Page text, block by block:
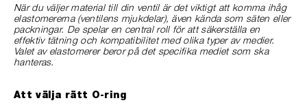
När du väljer material till din ventil är det viktigt att komma ihåg
elastomererna (ventilens mjukdelar), även kända som säten eller
packningar. De spelar en central roll för att säkerställa en
effektiv tätning och kompatibilitet med olika typer av medier.
Valet av elastomerer beror på det specifika mediet som ska
hanteras.
Att välja rätt O-ring